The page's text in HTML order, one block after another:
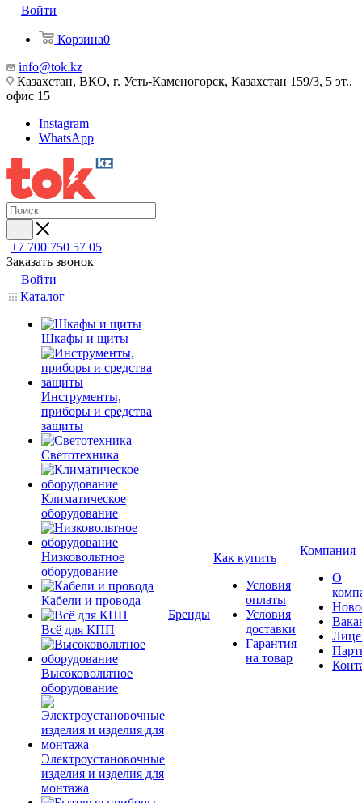
Войти
Корзина0
info@tok.kz
Казахстан, ВКО, г. Усть-Каменогорск, Казахстан 159/3, 5 эт.,
офис 15
Instagram
WhatsApp
+7 700 750 57 05
Заказать звонок
Войти
Каталог
Шкафы и щиты
Инструменты,
приборы и средства
защиты
Светотехника
Климатическое
оборудование
Низковольтное
оборудование
Кабели и провода
Всё для КПП
Высоковольтное
оборудование
Электроустановочные
изделия и изделия для
монтажа
Бренды
Как купить
Условия
оплаты
Условия
доставки
Гарантия
на товар
Компания
О